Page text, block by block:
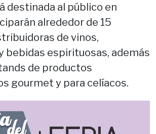
destinada al público en
alrededor de 15
de vinos,
bebidas espirituosas, además
de productos
gourmet y para celíacos.